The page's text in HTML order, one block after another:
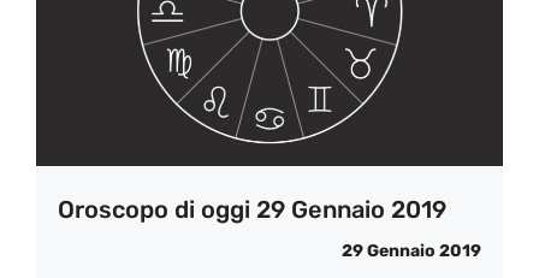
Oroscopo di oggi 29 Gennaio 2019
29 Gennaio 2019